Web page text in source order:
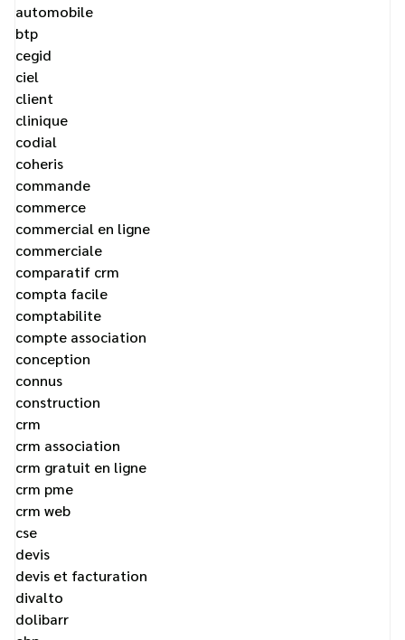
automobile
btp
cegid
ciel
client
clinique
codial
coheris
commande
commerce
commercial en ligne
commerciale
comparatif crm
compta facile
comptabilite
compte association
conception
connus
construction
crm
crm association
crm gratuit en ligne
crm pme
crm web
cse
devis
devis et facturation
divalto
dolibarr